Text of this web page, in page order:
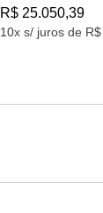
10x s/ juros de
R$ 25.050,39